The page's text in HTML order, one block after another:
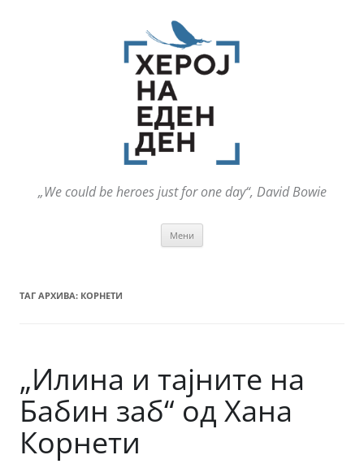
„We could be heroes just for one day“, David Bowie
Мени
ТАГ АРХИВА: КОРНЕТИ
„Илина и тајните на
Бабин заб“ од Хана
Корнети